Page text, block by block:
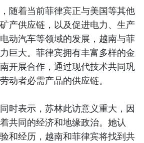
随着当前菲律宾正与美国等其他
产供应链，以及促进电力、生产
动汽车等领域的发展，越南与菲
巨大。菲律宾拥有丰富多样的金
开展合作，通过现代技术共同巩
动者必需产品的供应链。
时表示，苏林此访意义重大，因
共同的经济和地缘政治。她认
和经历，越南和菲律宾将找到共